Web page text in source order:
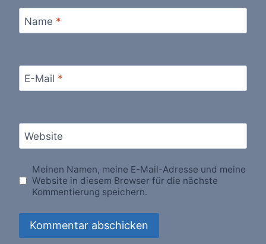
Name *
E-Mail *
Website
Meinen Namen, meine E-Mail-Adresse und meine
Website in diesem Browser für die nächste
Kommentierung speichern.